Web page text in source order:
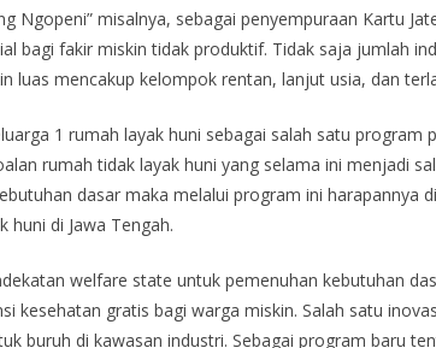
Ngopeni” misalnya, sebagai penyempuraan Kartu
bagi fakir miskin tidak produktif. Tidak saja jumlah
luas mencakup kelompok rentan, lanjut usia, dan
1 rumah layak huni sebagai salah satu program
rumah tidak layak huni yang selama ini menjadi
dasar maka melalui program ini harapannya
huni di Jawa Tengah.
welfare state untuk pemenuhan kebutuhan
kesehatan gratis bagi warga miskin. Salah satu
buruh di kawasan industri. Sebagai program baru